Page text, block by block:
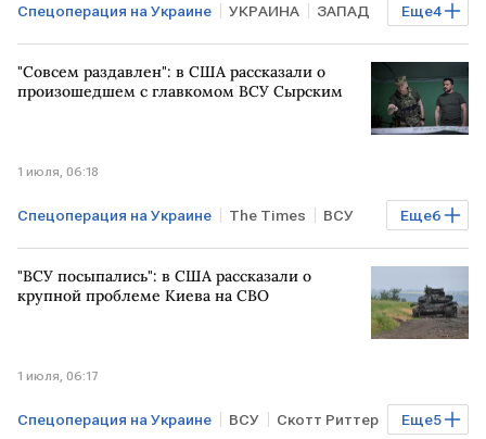
Еще4
Спецоперация на Украине УКРАИНА ЗАПАД
США ЕВРОПА ЦРУ Запорожская область
"Совсем раздавлен": в США рассказали о
произошедшем с главкомом ВСУ Сырским
1 июля, 06:18
Еще6
Спецоперация на Украине The Times ВСУ
Дуглас Макгрегор УКРАИНА США
Мировая экономика РФ Общество
"ВСУ посыпались": в США рассказали о
крупной проблеме Киева на СВО
1 июля, 06:17
Еще5
Спецоперация на Украине ВСУ Скотт Риттер